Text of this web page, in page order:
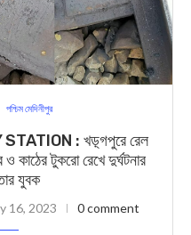
পশ্চিম মেদিনীপুর
: খড়্গপুরে রেল
কাঠের টুকরো রেখে দুর্ঘটনার
যুবক
16, 2023 0 comment